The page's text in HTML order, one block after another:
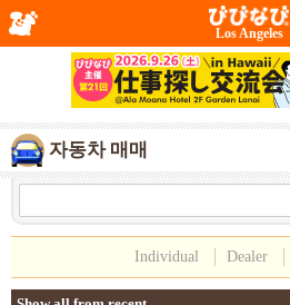
Los Angeles
자동차 매매
Individual Dealer